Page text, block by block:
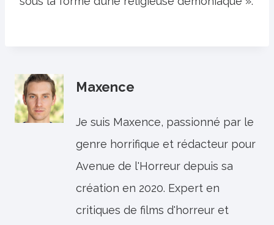
Maxence
Je suis Maxence, passionné par le
genre horrifique et rédacteur pour
Avenue de l'Horreur depuis sa
création en 2020. Expert en
critiques de films d'horreur et